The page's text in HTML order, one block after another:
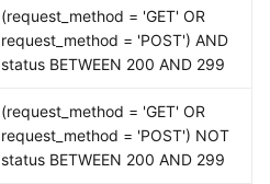
(request_method = 'GET' OR
request_method = 'POST') AND
status BETWEEN 200 AND 299
(request_method = 'GET' OR
request_method = 'POST') NOT
status BETWEEN 200 AND 299